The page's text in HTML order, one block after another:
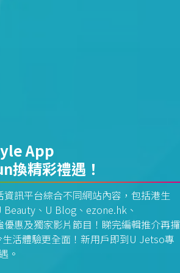
App
換精彩禮遇！
訊平台綜合不同網站內容，包括港生
、U Blog、ezone.hk、
優惠及獨家影片節目！睇完編輯推介再攞
活體驗更全面！新用戶即到U Jetso專
。